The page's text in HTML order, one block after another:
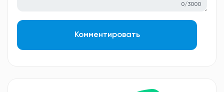
0/3000
Комментировать